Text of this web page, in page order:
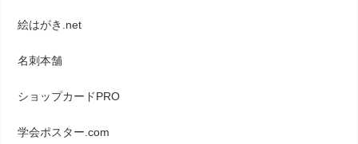
絵はがき.net
名刺本舗
ショップカードPRO
学会ポスター.com